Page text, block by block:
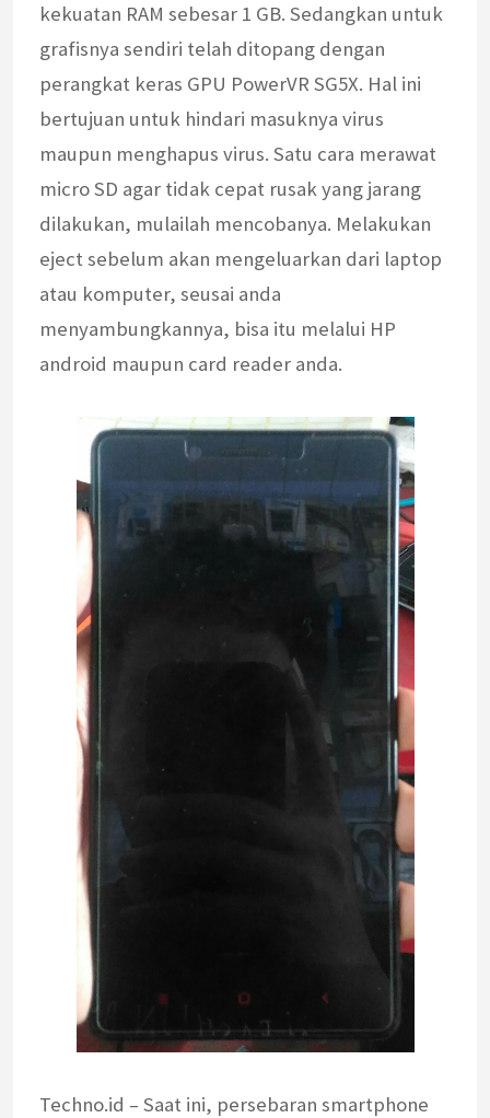
kekuatan RAM sebesar 1 GB. Sedangkan untuk
grafisnya sendiri telah ditopang dengan
perangkat keras GPU PowerVR SG5X. Hal ini
bertujuan untuk hindari masuknya virus
maupun menghapus virus. Satu cara merawat
micro SD agar tidak cepat rusak yang jarang
dilakukan, mulailah mencobanya. Melakukan
eject sebelum akan mengeluarkan dari laptop
atau komputer, seusai anda
menyambungkannya, bisa itu melalui HP
android maupun card reader anda.
Techno.id – Saat ini, persebaran smartphone